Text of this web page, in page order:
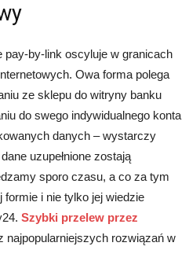
by-link oscyluje w granicach
Owa forma polega
ze sklepu do witryny banku
do swego indywidualnego konta
danych – wystarczy
uzupełnione zostają
sporo czasu, a co za tym
formie i nie tylko jej wiedzie
Szybki przelew przez
najpopularniejszych rozwiązań w